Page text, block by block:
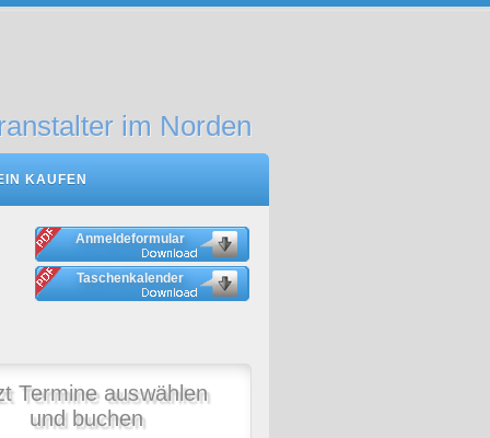
im Norden
KAUFEN
Anmeldeformular
Taschenkalender
Termine auswählen
und buchen